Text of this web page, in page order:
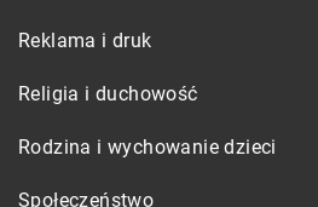
Reklama i druk
Religia i duchowość
Rodzina i wychowanie dzieci
Społeczeństwo